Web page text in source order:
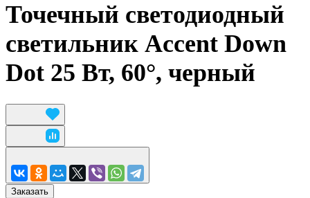
Точечный светодиодный
светильник Accent Down
Dot 25 Вт, 60°, черный
Заказать